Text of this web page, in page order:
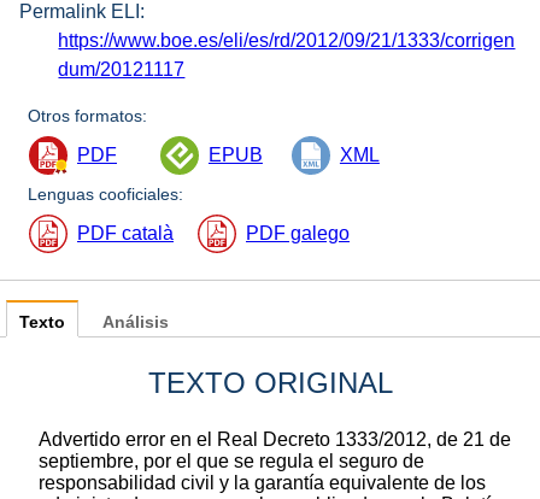
Permalink ELI:
https://www.boe.es/eli/es/rd/2012/09/21/1333/corrigen
dum/20121117
Otros formatos:
PDF EPUB XML
Lenguas cooficiales:
PDF català PDF galego
Texto
TEXTO ORIGINAL
Advertido error en el Real Decreto 1333/2012, de 21 de
septiembre, por el que se regula el seguro de
responsabilidad civil y la garantía equivalente de los
Análisis